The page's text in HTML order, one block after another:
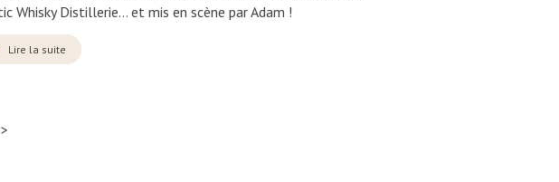
Whisky Distillerie… et mis en scène par Adam !
Lire la suite